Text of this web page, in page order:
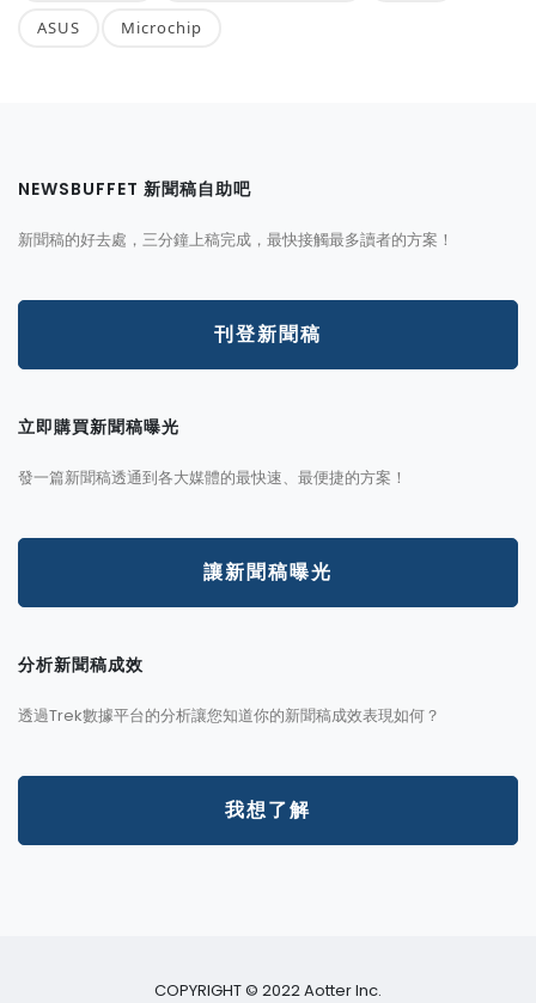
ASUS Microchip
NEWSBUFFET 新聞稿自助吧
新聞稿的好去處，三分鐘上稿完成，最快接觸最多讀者的方案！
刊登新聞稿
立即購買新聞稿曝光
發一篇新聞稿透通到各大媒體的最快速、最便捷的方案！
讓新聞稿曝光
分析新聞稿成效
透過Trek數據平台的分析讓您知道你的新聞稿成效表現如何？
我想了解
COPYRIGHT © 2022 Aotter Inc.